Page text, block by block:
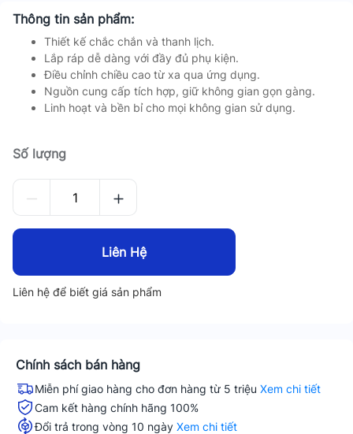
Thông tin sản phẩm:
Thiết kế chắc chắn và thanh lịch.
Lắp ráp dễ dàng với đầy đủ phụ kiện.
Điều chỉnh chiều cao từ xa qua ứng dụng.
Nguồn cung cấp tích hợp, giữ không gian gọn gàng.
Linh hoạt và bền bỉ cho mọi không gian sử dụng.
Số lượng
Liên Hệ
Liên hệ để biết giá sản phẩm
Chính sách bán hàng
Miễn phí giao hàng cho đơn hàng từ 5 triệu Xem chi tiết
Cam kết hàng chính hãng 100%
Đổi trả trong vòng 10 ngày Xem chi tiết